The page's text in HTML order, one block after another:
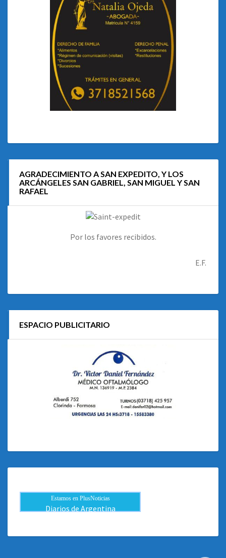
AGRADECIMIENTO A SAN EXPEDITO, Y LOS
ARCÁNGELES SAN GABRIEL, SAN MIGUEL Y SAN
RAFAEL
Por los favores recibidos.
E.F.
ESPACIO PUBLICITARIO
Estamos en PlusNoticias
Diarios de Argentina